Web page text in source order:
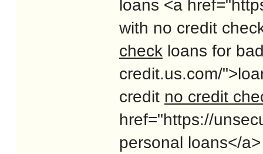
loans <a
with no credit
check loans for
credit.us.com/
credit no credit
href="https://
personal loans</